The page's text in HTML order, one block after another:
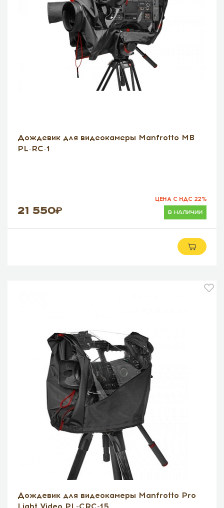
Дождевик для видеокамеры Manfrotto MB
PL-RC-1
21 550 в наличии
ЦЕНА С НДС 22%
Дождевик для видеокамеры Manfrotto Pro